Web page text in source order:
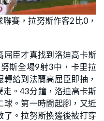
聯賽，拉努斯作客2比0，
屈臣才真找到洛迪高卡斯
斯全場9射3中，卡里拉
給到法蘭高屈臣即抽，
。43分鐘，洛迪高卡斯
球。第一時間起腳，又近
了。拉努斯換邊後被打穿